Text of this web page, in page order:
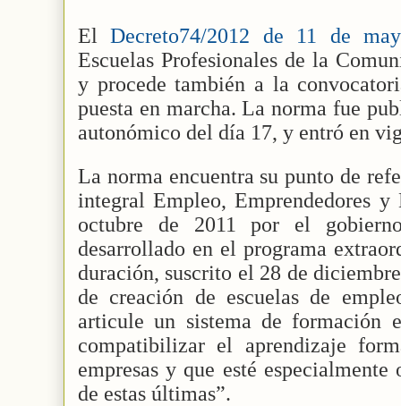
ElDecreto74/2012 de 11 de
Escuelas Profesionales de la
y procede también a la
puesta en marcha. La norma fue
autonómico del día 17, y entró en
La norma encuentra su punto de
integral Empleo, Emprendedores
octubre de 2011 por el
desarrollado en el programa
duración, suscrito el 28 de
de creación de escuelas de
articule un sistema de formación
compatibilizar el aprendizaje
empresas y que esté especialmente
de estas últimas”.